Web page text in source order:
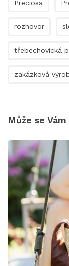
Preciosa
rozhovor
třebechovická
zakázková
Může se